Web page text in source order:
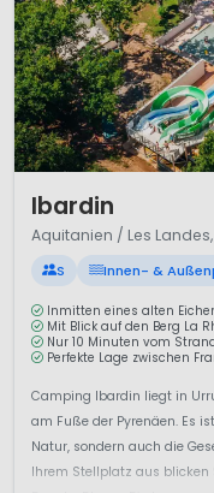
Ibardin
Aquitanien / Les
S Innen- &
Inmitten eines alten
Mit Blick auf den Berg La
Nur 10 Minuten vom
Perfekte Lage zwischen
Camping Ibardin liegt in
am Fuße der Pyrenäen. Es
Natur, sondern auch die
Ihrem Stellplatz aus